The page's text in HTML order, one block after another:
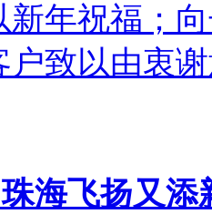
新年祝福；
户致以由衷
珠海飞扬又